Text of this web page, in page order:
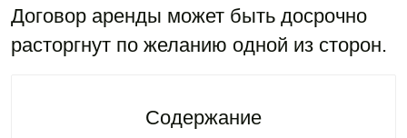
Договор аренды может быть досрочно
расторгнут по желанию одной из сторон.
Содержание